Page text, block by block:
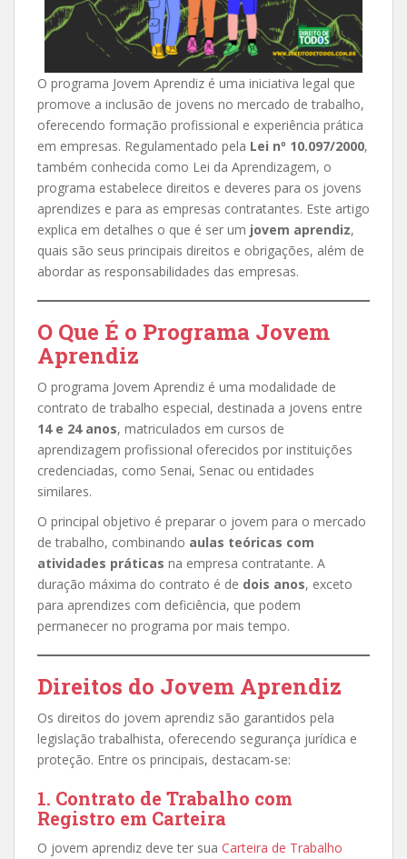
O programa Jovem Aprendiz é uma iniciativa legal que
promove a inclusão de jovens no mercado de trabalho,
oferecendo formação profissional e experiência prática
em empresas. Regulamentado pela Lei nº 10.097/2000,
também conhecida como Lei da Aprendizagem, o
programa estabelece direitos e deveres para os jovens
aprendizes e para as empresas contratantes. Este artigo
explica em detalhes o que é ser um jovem aprendiz,
quais são seus principais direitos e obrigações, além de
abordar as responsabilidades das empresas.
O Que É o Programa Jovem
Aprendiz
O programa Jovem Aprendiz é uma modalidade de
contrato de trabalho especial, destinada a jovens entre
14 e 24 anos, matriculados em cursos de
aprendizagem profissional oferecidos por instituições
credenciadas, como Senai, Senac ou entidades
similares.
O principal objetivo é preparar o jovem para o mercado
de trabalho, combinando aulas teóricas com
atividades práticas na empresa contratante. A
duração máxima do contrato é de dois anos, exceto
para aprendizes com deficiência, que podem
permanecer no programa por mais tempo.
Direitos do Jovem Aprendiz
Os direitos do jovem aprendiz são garantidos pela
legislação trabalhista, oferecendo segurança jurídica e
proteção. Entre os principais, destacam-se:
1. Contrato de Trabalho com
Registro em Carteira
O jovem aprendiz deve ter sua Carteira de Trabalho